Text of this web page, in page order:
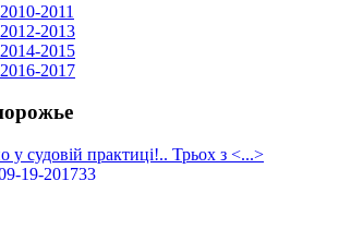
2011
2013
2015
2017
у судовій практиці!.. Трьох з <...>